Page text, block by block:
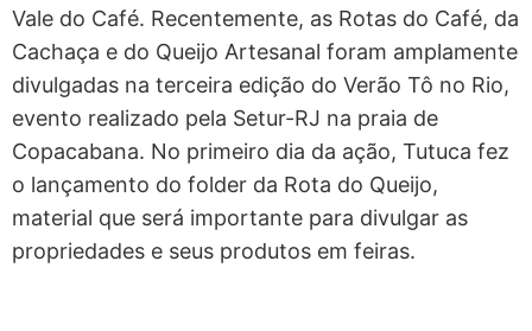
Vale do Café. Recentemente, as Rotas do Café, da
Cachaça e do Queijo Artesanal foram amplamente
divulgadas na terceira edição do Verão Tô no Rio,
evento realizado pela Setur-RJ na praia de
Copacabana. No primeiro dia da ação, Tutuca fez
o lançamento do folder da Rota do Queijo,
material que será importante para divulgar as
propriedades e seus produtos em feiras.